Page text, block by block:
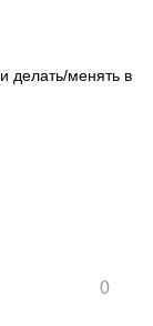
делать/менять в
0